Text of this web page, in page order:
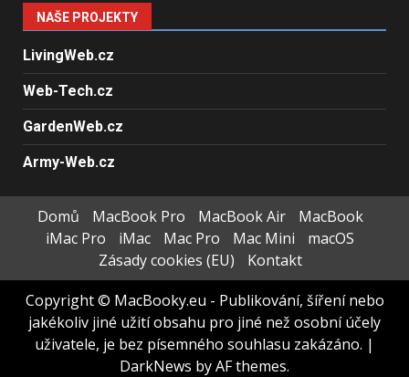
NAŠE PROJEKTY
LivingWeb.cz
Web-Tech.cz
GardenWeb.cz
Army-Web.cz
Domů MacBook Pro MacBook Air
MacBook
iMac Pro
iMac Mac Pro Mac Mini
macOS
Zásady cookies (EU)
Kontakt
Copyright © MacBooky.eu - Publikování, šíření nebo
jakékoliv jiné užití obsahu pro jiné než osobní účely
uživatele, je bez písemného souhlasu zakázáno. |
DarkNews by AF themes.